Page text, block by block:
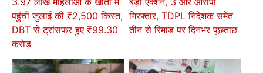
पहुंची जुलाई की ₹2,500 किस्त,
DBT से ट्रांसफर हुए ₹99.30
करोड़
गिरफ्तार, TDPL निदेशक समेत
तीन से रिमांड पर दिनभर पूछताछ